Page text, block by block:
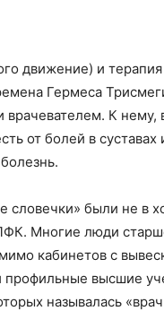
движение) и
Гермеса
К
от болей в
словечки» были не в
Многие люди
кабинетов с
высшие
называлась